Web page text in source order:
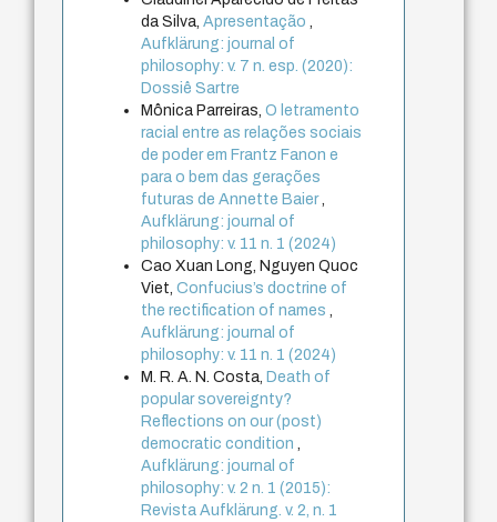
da Silva,Apresentação,
Aufklärung: journal of
philosophy: v. 7 n. esp. (2020):
Dossiê Sartre
Mônica Parreiras,O letramento
racial entre as relações sociais
de poder em Frantz Fanon e
para o bem das gerações
futuras de Annette Baier,
Aufklärung: journal of
philosophy: v. 11 n. 1 (2024)
Cao Xuan Long, Nguyen Quoc
Viet,Confucius’s doctrine of
the rectification of names,
Aufklärung: journal of
philosophy: v. 11 n. 1 (2024)
M. R. A. N. Costa, Death of
popular sovereignty?
Reflections on our (post)
democratic condition,
Aufklärung: journal of
philosophy: v. 2 n. 1 (2015):
Revista Aufklärung. v. 2, n. 1